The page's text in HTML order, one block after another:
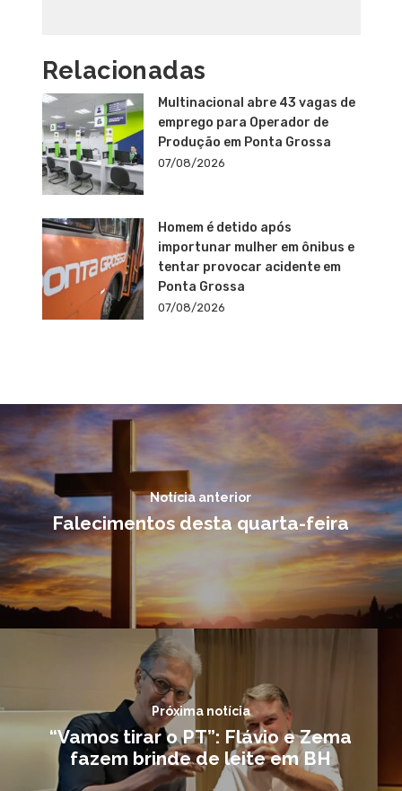
Relacionadas
Multinacional abre 43 vagas de
emprego para Operador de
Produção em Ponta Grossa
07/08/2026
Homem é detido após
importunar mulher em ônibus e
tentar provocar acidente em
Ponta Grossa
07/08/2026
Notícia anterior
Falecimentos desta quarta-feira
Próxima notícia
“Vamos tirar o PT”: Flávio e Zema
fazem brinde de leite em BH